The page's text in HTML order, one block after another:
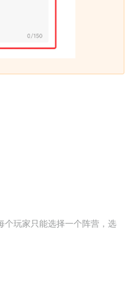
个玩家只能选择一个阵营，选